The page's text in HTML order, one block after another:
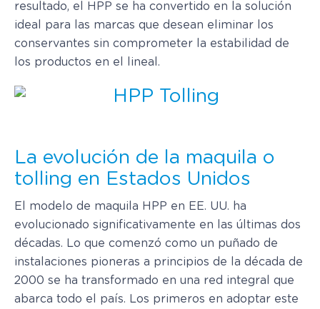
resultado, el HPP se ha convertido en la solución
ideal para las marcas que desean eliminar los
conservantes sin comprometer la estabilidad de
los productos en el lineal.
La evolución de la maquila o
tolling en Estados Unidos
El modelo de maquila HPP en EE. UU. ha
evolucionado significativamente en las últimas dos
décadas. Lo que comenzó como un puñado de
instalaciones pioneras a principios de la década de
2000 se ha transformado en una red integral que
abarca todo el país. Los primeros en adoptar este